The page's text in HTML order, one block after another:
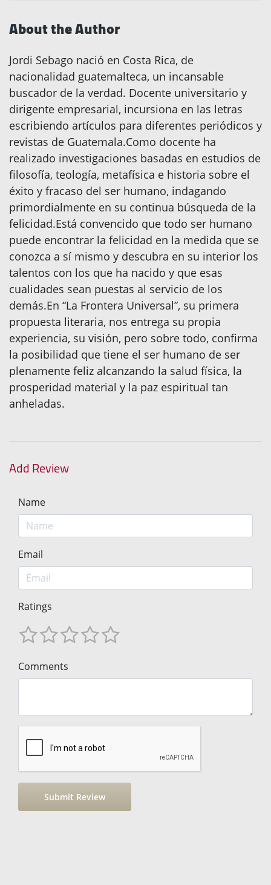
About the Author
Jordi Sebago nació en Costa Rica, de
nacionalidad guatemalteca, un incansable
buscador de la verdad. Docente universitario y
dirigente empresarial, incursiona en las letras
escribiendo artículos para diferentes periódicos y
revistas de Guatemala.Como docente ha
realizado investigaciones basadas en estudios de
filosofía, teología, metafísica e historia sobre el
éxito y fracaso del ser humano, indagando
primordialmente en su continua búsqueda de la
felicidad.Está convencido que todo ser humano
puede encontrar la felicidad en la medida que se
conozca a sí mismo y descubra en su interior los
talentos con los que ha nacido y que esas
cualidades sean puestas al servicio de los
demás.En “La Frontera Universal”, su primera
propuesta literaria, nos entrega su propia
experiencia, su visión, pero sobre todo, confirma
la posibilidad que tiene el ser humano de ser
plenamente feliz alcanzando la salud física, la
prosperidad material y la paz espiritual tan
anheladas.
Add Review
Name
Email
Ratings
Comments